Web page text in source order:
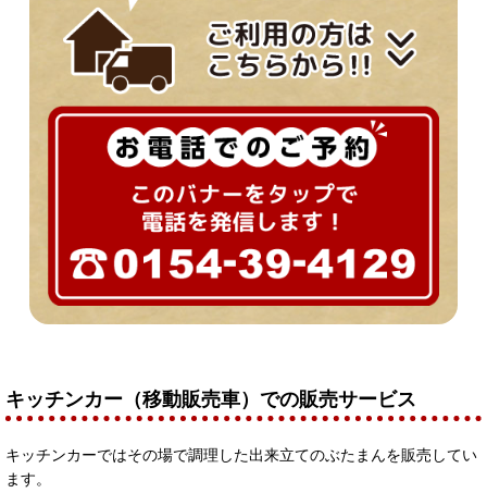
キッチンカー（移動販売車）での販売サービス
キッチンカーではその場で調理した出来立てのぶたまんを販売してい
ます。